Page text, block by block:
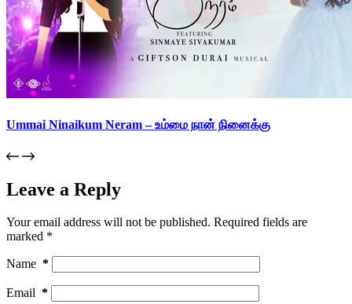
Ummai Ninaikum Neram – உம்மை நான் நினைக்கு
Leave a Reply
Your email address will not be published. Required fields are
marked *
Name *
Email *